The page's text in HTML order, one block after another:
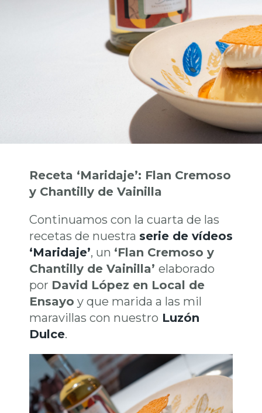
Receta ‘Maridaje’: Flan Cremoso
y Chantilly de Vainilla
Continuamos con la cuarta de las
recetas de nuestra serie de vídeos
‘Maridaje’, un ‘Flan Cremoso y
Chantilly de Vainilla’ elaborado
por David López en Local de
Ensayo y que marida a las mil
maravillas con nuestro Luzón
Dulce.